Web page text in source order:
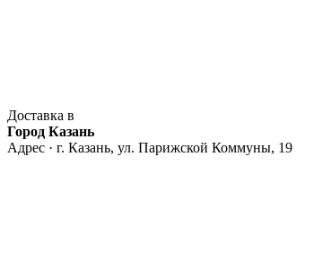
Доставка в
Город Казань
Адрес · г. Казань, ул. Парижской Коммуны, 19